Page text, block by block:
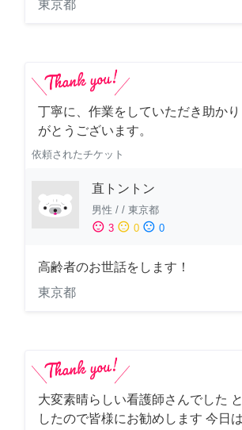
東京都
丁寧に、作業をしていただき助かり
がとうございます。
依頼されたチケット
直トントン
男性 / / 東京都
sentiment_satisfied 3 sentiment_neutral 0 sentiment_dissatisfied 0
高齢者のお世話をします！
東京都
大変素晴らしい看護師さんでした
したので皆様にお勧めします 今日